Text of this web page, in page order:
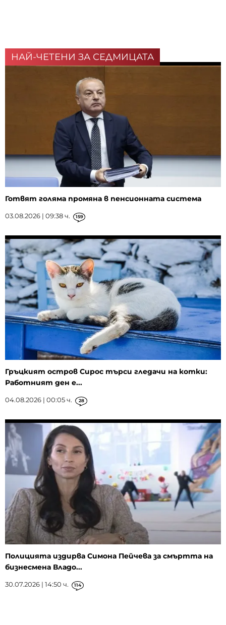
НАЙ-ЧЕТЕНИ ЗА СЕДМИЦАТА
Готвят голяма промяна в пенсионната система
03.08.2026 | 09:38 ч. 159
Гръцкият остров Сирос търси гледачи на котки:
Работният ден е...
04.08.2026 | 00:05 ч. 28
Полицията издирва Симона Пейчева за смъртта на
бизнесмена Владо...
30.07.2026 | 14:50 ч. 114